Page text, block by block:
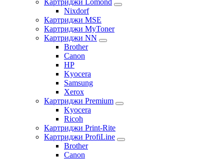
Картриджи Lomond
Nixdorf
Картриджи MSE
Картриджи MyToner
Картриджи NN
Brother
Canon
HP
Kyocera
Samsung
Xerox
Картриджи Premium
Kyocera
Ricoh
Картриджи Print-Rite
Картриджи ProfiLine
Brother
Canon